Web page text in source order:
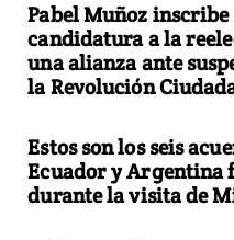
Pabel Muñoz inscribe
candidatura a la
una alianza ante
la Revolución
Estos son los seis
Ecuador y
durante la visita de